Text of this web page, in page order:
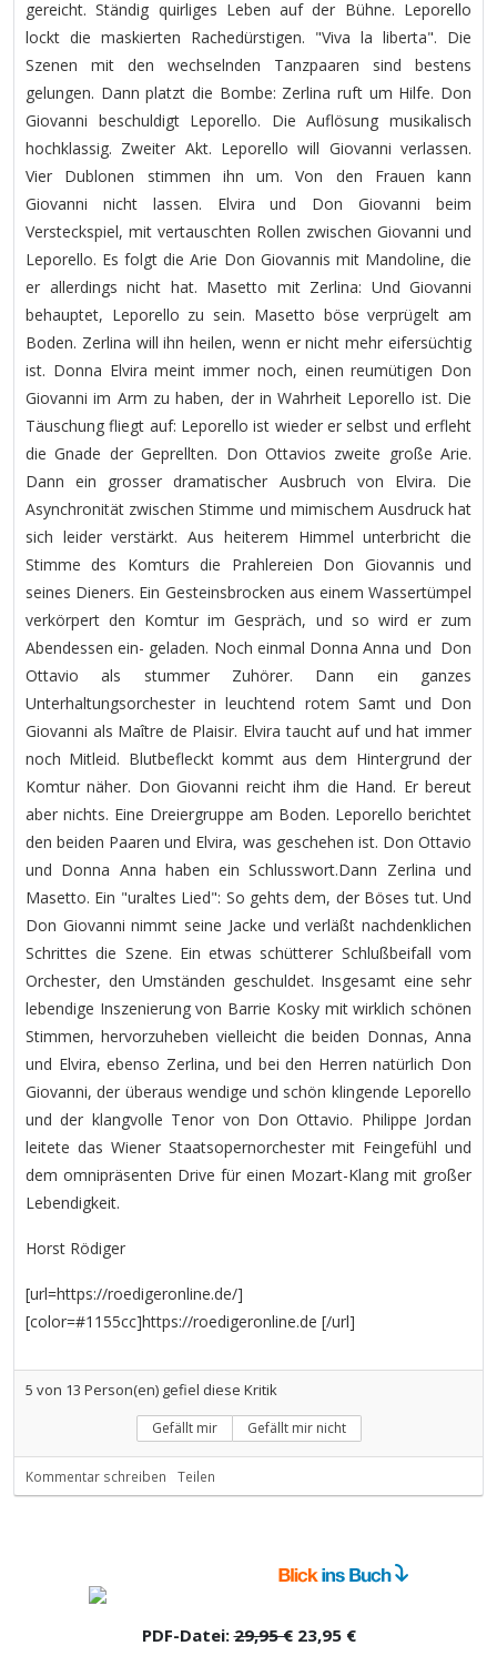
gereicht. Ständig quirliges Leben auf der Bühne. Leporello
lockt die maskierten Rachedürstigen. "Viva la liberta". Die
Szenen mit den wechselnden Tanzpaaren sind bestens
gelungen. Dann platzt die Bombe: Zerlina ruft um Hilfe. Don
Giovanni beschuldigt Leporello. Die Auflösung musikalisch
hochklassig. Zweiter Akt. Leporello will Giovanni verlassen.
Vier Dublonen stimmen ihn um. Von den Frauen kann
Giovanni nicht lassen. Elvira und Don Giovanni beim
Versteckspiel, mit vertauschten Rollen zwischen Giovanni und
Leporello. Es folgt die Arie Don Giovannis mit Mandoline, die
er allerdings nicht hat. Masetto mit Zerlina: Und Giovanni
behauptet, Leporello zu sein. Masetto böse verprügelt am
Boden. Zerlina will ihn heilen, wenn er nicht mehr eifersüchtig
ist. Donna Elvira meint immer noch, einen reumütigen Don
Giovanni im Arm zu haben, der in Wahrheit Leporello ist. Die
Täuschung fliegt auf: Leporello ist wieder er selbst und erfleht
die Gnade der Geprellten. Don Ottavios zweite große Arie.
Dann ein grosser dramatischer Ausbruch von Elvira. Die
Asynchronität zwischen Stimme und mimischem Ausdruck hat
sich leider verstärkt. Aus heiterem Himmel unterbricht die
Stimme des Komturs die Prahlereien Don Giovannis und
seines Dieners. Ein Gesteinsbrocken aus einem Wassertümpel
verkörpert den Komtur im Gespräch, und so wird er zum
Abendessen ein- geladen. Noch einmal Donna Anna und Don
Ottavio als stummer Zuhörer. Dann ein ganzes
Unterhaltungsorchester in leuchtend rotem Samt und Don
Giovanni als Maître de Plaisir. Elvira taucht auf und hat immer
noch Mitleid. Blutbefleckt kommt aus dem Hintergrund der
Komtur näher. Don Giovanni reicht ihm die Hand. Er bereut
aber nichts. Eine Dreiergruppe am Boden. Leporello berichtet
den beiden Paaren und Elvira, was geschehen ist. Don Ottavio
und Donna Anna haben ein Schlusswort.Dann Zerlina und
Masetto. Ein "uraltes Lied": So gehts dem, der Böses tut. Und
Don Giovanni nimmt seine Jacke und verläßt nachdenklichen
Schrittes die Szene. Ein etwas schütterer Schlußbeifall vom
Orchester, den Umständen geschuldet. Insgesamt eine sehr
lebendige Inszenierung von Barrie Kosky mit wirklich schönen
Stimmen, hervorzuheben vielleicht die beiden Donnas, Anna
und Elvira, ebenso Zerlina, und bei den Herren natürlich Don
Giovanni, der überaus wendige und schön klingende Leporello
und der klangvolle Tenor von Don Ottavio. Philippe Jordan
leitete das Wiener Staatsopernorchester mit Feingefühl und
dem omnipräsenten Drive für einen Mozart-Klang mit großer
Lebendigkeit.
Horst Rödiger
[url=https://roedigeronline.de/]
[color=#1155cc]https://roedigeronline.de [/url]
5 von 13 Person(en) gefiel diese Kritik
Gefällt mir Gefällt mir nicht
Kommentar schreiben Teilen
PDF-Datei:29,95 €23,95 €